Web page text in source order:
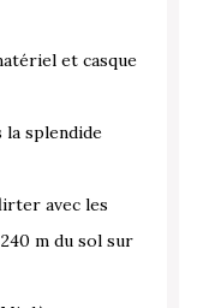
et casque
la splendide
avec les
m du sol sur